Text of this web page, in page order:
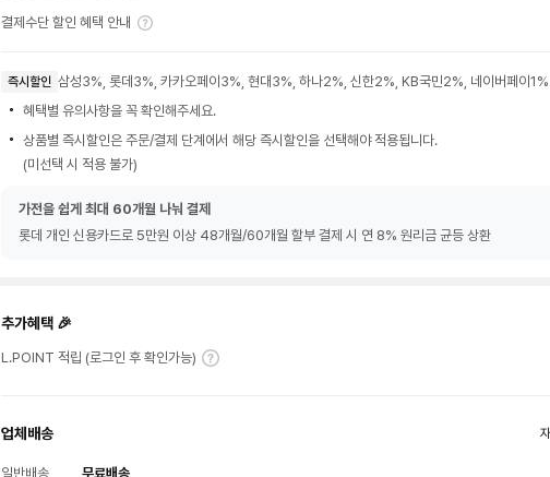
결제수단 할인 혜택 안내
즉시할인 삼성3%, 롯데3%, 카카오페이3%, 현대3%, 하나2%, 신한2%, KB국민2%, 네이버페이1%
혜택별 유의사항을 꼭 확인해주세요.
상품별 즉시할인은 주문/결제 단계에서 해당 즉시할인을 선택해야 적용됩니다.
(미선택 시 적용 불가)
가전을 쉽게 최대 60개월 나눠 결제
롯데 개인 신용카드로 5만원 이상 48개월/60개월 할부 결제 시 연 8% 원리금 균등 상환
추가혜택 🎉
L.POINT 적립 (로그인 후 확인가능)
업체배송
일반배송 무료배송